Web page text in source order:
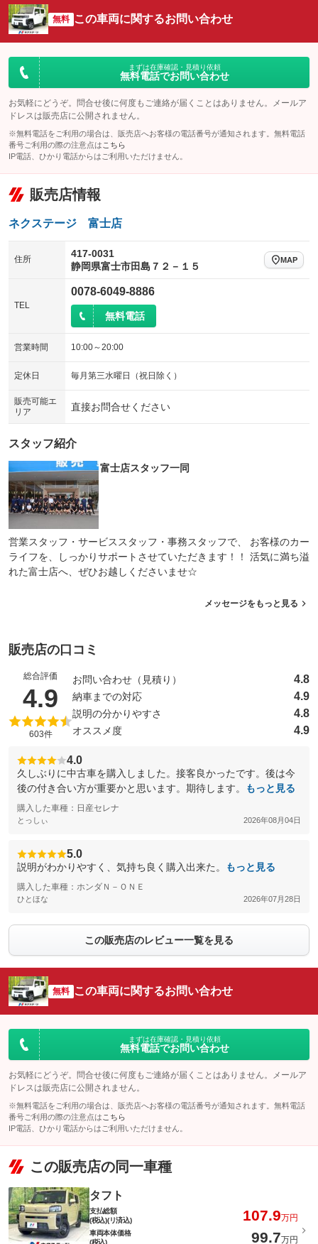
サイドカメラ
：装備なし ルーフレール
：装備なし
：装備なし
：装備なし
無料 この車両に関するお問い合わせ
まずは在庫確認・見積り依頼
無料電話でお問い合わせ
お気軽にどうぞ。問合せ後に何度もご連絡が届くことはありません。メールア
ドレスは販売店に公開されません。
※無料電話をご利用の場合は、販売店へお客様の電話番号が通知されます。無料電話
番号ご利用の際の注意点は こちら
IP電話、ひかり電話からはご利用いただけません。
販売店情報
ネクステージ 富士店
住所
417-0031
静岡県富士市田島７２－１５
MAP
TEL
0078-6049-8886
無料電話
営業時間 10:00～20:00
定休日 毎月第三水曜日（祝日除く）
販売可能エ
リア
直接お問合せください
スタッフ紹介
富士店スタッフ一同
営業スタッフ・サービススタッフ・事務スタッフで、 お客様のカー
ライフを、しっかりサポートさせていただきます！！ 活気に満ち溢
れた富士店へ、ぜひお越しくださいませ☆
メッセージをもっと見る
販売店の口コミ
総合評価
4.9 （5点満点中）
603件
お問い合わせ（見積り） 4.8
納車までの対応 4.9
説明の分かりやすさ 4.8
オススメ度 4.9
4.0
久しぶりに中古車を購入しました。接客良かったです。後は今
後の付き合い方が重要かと思います。期待します。
もっと見る
購入した車種：日産セレナ
とっしぃ 2026年08月04日
5.0
説明がわかりやすく、気持ち良く購入出来た。 もっと見る
購入した車種：ホンダＮ－ＯＮＥ
ひとほな 2026年07月28日
この販売店のレビュー一覧を見る
無料 この車両に関するお問い合わせ
まずは在庫確認・見積り依頼
無料電話でお問い合わせ
お気軽にどうぞ。問合せ後に何度もご連絡が届くことはありません。メールア
ドレスは販売店に公開されません。
※無料電話をご利用の場合は、販売店へお客様の電話番号が通知されます。無料電話
番号ご利用の際の注意点は こちら
IP電話、ひかり電話からはご利用いただけません。
この販売店の同一車種
タフト
支払総額
(税込)(リ済込)
107.9万円
車両本体価格
(税込)
99.7万円